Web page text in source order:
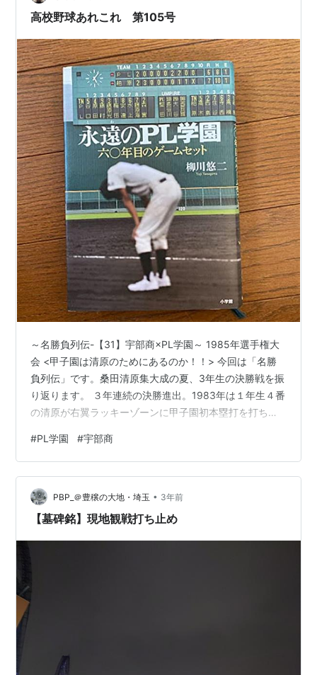
「甲西高校」は創部3年目で出場したことで当初話題に。
高校野球あれこれ 第105号
～名勝負列伝-【31】宇部商×PL学園～ 1985年選手権大
会 <甲子園は清原のためにあるのか！！> 今回は「名勝
負列伝」です。桑田清原集大成の夏、3年生の決勝戦を振
り返ります。 ３年連続の決勝進出。1983年は１年生４番
の清原が右翼ラッキーゾーンに甲子園初本塁打を打ち込
で横浜商（神奈川）を下して優勝し、「ＫＫ時代」の幕
開けを告げます。1984年は延長十回、取手二（茨城）に
４点を奪われて準優勝。２年生になった桑田が右手中指
のマメをつぶして力尽きました。同年春も準優勝。８５
年の春は準決勝敗退。「けっこう頑張ったと思うんです
#PL学園 #宇部商
PBP_＠豊穣の大地・埼玉 • 3年前
【墓碑銘】現地観戦打ち止め